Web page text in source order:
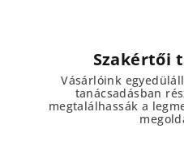
Szakértői
Vásárlóink
tanácsadásban
megtalálhassák a